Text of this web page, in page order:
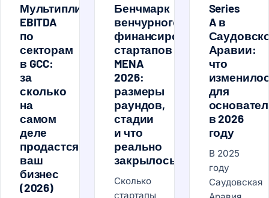
Мультипликаторы
EBITDA
по
секторам
в GCC:
за
сколько
на
самом
деле
продастся
ваш
бизнес
(2026)
Бенчмарк
венчурного
финансирования
стартапов
MENA
2026:
размеры
раундов,
стадии
и что
реально
закрылось
Сколько
стартапы
Series
A в
Аравии:
что
для
в 2026
году
В 2025
году
Саудовская